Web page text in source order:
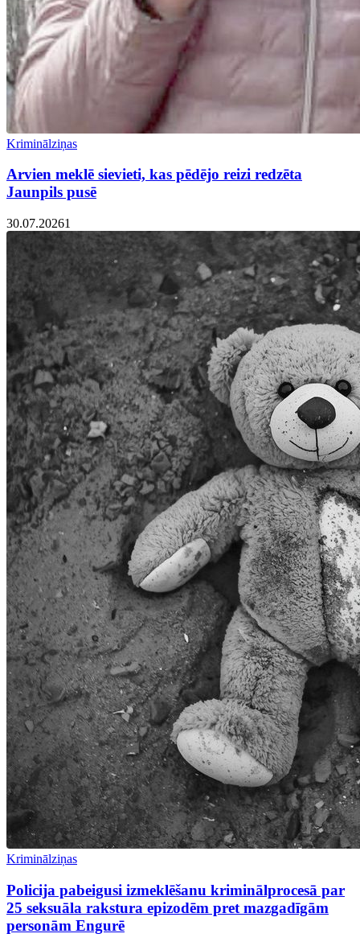
Kriminālziņas
Arvien meklē sievieti, kas pēdējo reizi redzēta
Jaunpils pusē
30.07.20261
Kriminālziņas
Policija pabeigusi izmeklēšanu kriminālprocesā par
25 seksuāla rakstura epizodēm pret mazgadīgām
personām Engurē